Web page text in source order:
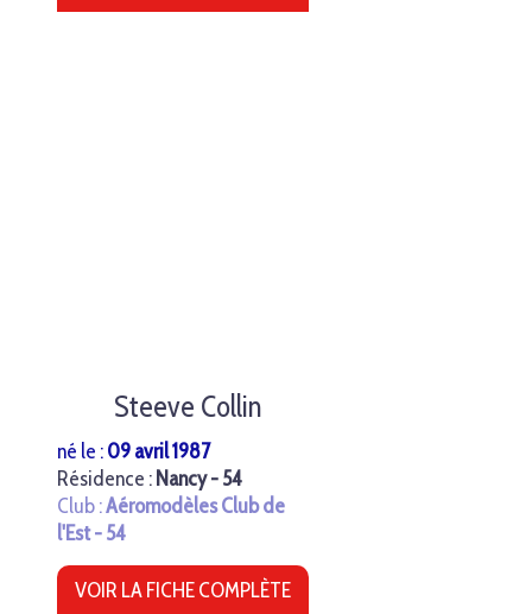
Steeve Collin
né le :09 avril 1987
Résidence :Nancy - 54
Club :Aéromodèles Club de
l'Est - 54
VOIR LA FICHE COMPLÈTE